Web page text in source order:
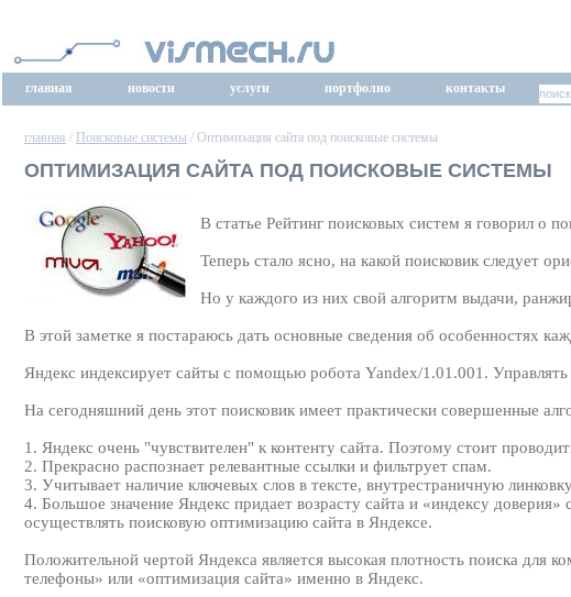
главная новости услуги портфолио контакты
главная / Поисковые системы / Оптимизация сайта под поисковые системы
ОПТИМИЗАЦИЯ САЙТА ПОД ПОИСКОВЫЕ СИСТЕМЫ
В статье Рейтинг поисковых систем я говорил о
Теперь стало ясно, на какой поисковик следует
Но у каждого из них свой алгоритм выдачи,
В этой заметке я постараюсь дать основные сведения об особенностях
Яндекс индексирует сайты с помощью робота Yandex/1.01.001.
На сегодняшний день этот поисковик имеет практически совершенные
1. Яндекс очень "чувствителен" к контенту сайта. Поэтому стоит
2. Прекрасно распознает релевантные ссылки и фильтрует спам.
3. Учитывает наличие ключевых слов в тексте, внутрестраничную
4. Большое значение Яндекс придает возрасту сайта и «индексу
осуществлять поисковую оптимизацию сайта в Яндексе.
Положительной чертой Яндекса является высокая плотность поиска для
телефоны» или «оптимизация сайта» именно в Яндекс.